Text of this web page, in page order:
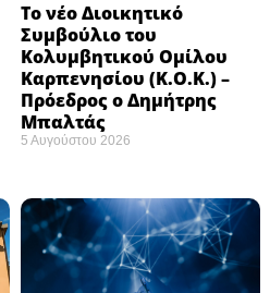
Το νέο Διοικητικό
Συμβούλιο του
Κολυμβητικού Ομίλου
Καρπενησίου (Κ.Ο.Κ.) –
Πρόεδρος ο Δημήτρης
Μπαλτάς
5 Αυγούστου 2026